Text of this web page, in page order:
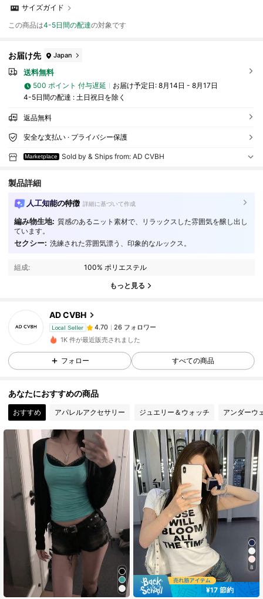
サイズガイド
この商品は4-5日間の配達の対象です
お届け先 Japan
送料無料
500 ポイント 付与遅延 お届け予定日: 8月14日 - 8月17日
4-5日間の配達 : 土日祝日を除く
返品無料
安全な支払い · プライバシー保護
Marketplace Sold by & Ships from: AD CVBH
製品詳細
人工知能の特徴 詳細に基づいて作成
編み物生地: 質感のあるニット素材で、リラックスした雰囲気を醸し出し
ています。
セクシー: 洗練された雰囲気漂う、印象的なルックス。
組成: 100% ポリエステル
もっと見る
AD CVBH
Local Seller
4.70 26 フォロワー
4.70 26 フォロワー
26 フォロワー
4.70 26 フォロワー
26 フォロワー
4.70 26 フォロワー
1K 件が最近販売されました
フォロー すべての商品
あなたにおすすめの商品
おすすめ アパレルアクセサリー ジュエリー＆ウォッチ アンダーウ
8
¥17 節約
#1 ベストセラー
に ライトウェイト 女性用トップス、ブラウス、Tシャツ